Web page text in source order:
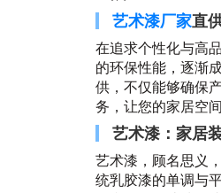
艺术漆厂家直
在追求个性化与高
的环保性能，逐渐
供，不仅能够确保
务，让您的家居空
艺术漆：家居
艺术漆，顾名思义
统乳胶漆的单调与